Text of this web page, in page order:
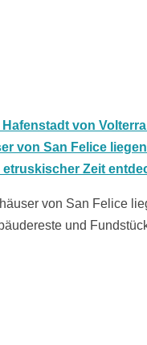
von San Felice
und